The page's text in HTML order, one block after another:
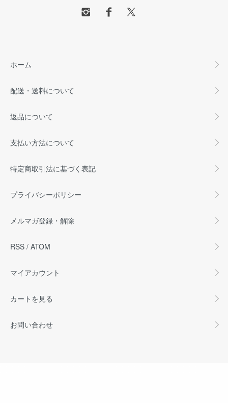
ホーム
配送・送料について
返品について
支払い方法について
特定商取引法に基づく表記
プライバシーポリシー
メルマガ登録・解除
RSS / ATOM
マイアカウント
カートを見る
お問い合わせ